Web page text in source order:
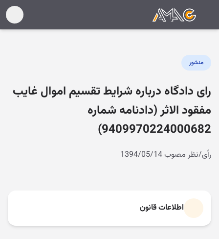
منشور
رای دادگاه درباره شرایط تقسیم اموال غایب
مفقود الاثر (دادنامه شماره
9409970224000682)
رأی/نظر مصوب 1394/05/14
اطلاعات قانون